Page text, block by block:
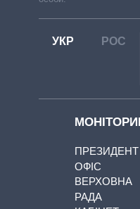
УКР РОС
ПРЕЗИДЕНТ
ОФІС
ВЕРХОВНА
РАДА